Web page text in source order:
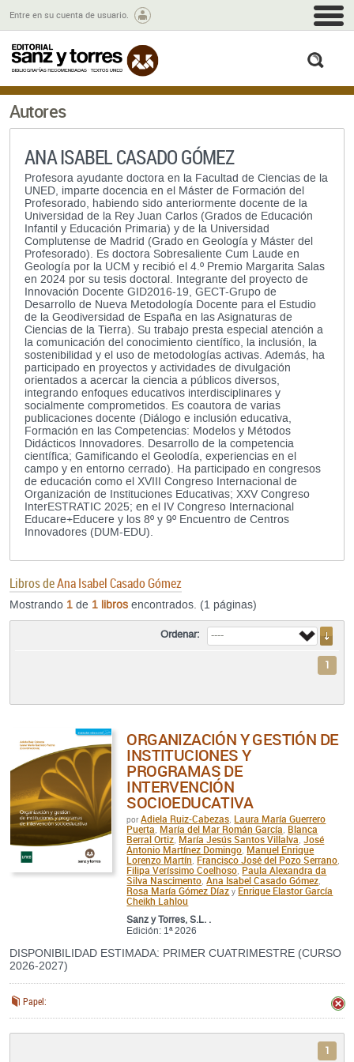
Entre en su cuenta de usuario.
Autores
ANA ISABEL CASADO GÓMEZ
Profesora ayudante doctora en la Facultad de Ciencias de la
UNED, imparte docencia en el Máster de Formación del
Profesorado, habiendo sido anteriormente docente de la
Universidad de la Rey Juan Carlos (Grados de Educación
Infantil y Educación Primaria) y de la Universidad
Complutense de Madrid (Grado en Geología y Máster del
Profesorado). Es doctora Sobresaliente Cum Laude en
Geología por la UCM y recibió el 4.º Premio Margarita Salas
en 2024 por su tesis doctoral. Integrante del proyecto de
Innovación Docente GID2016-19, GECT-Grupo de
Desarrollo de Nueva Metodología Docente para el Estudio
de la Geodiversidad de España en las Asignaturas de
Ciencias de la Tierra). Su trabajo presta especial atención a
la comunicación del conocimiento científico, la inclusión, la
sostenibilidad y el uso de metodologías activas. Además, ha
participado en proyectos y actividades de divulgación
orientados a acercar la ciencia a públicos diversos,
integrando enfoques educativos interdisciplinares y
socialmente comprometidos. Es coautora de varias
publicaciones docente (Diálogo e inclusión educativa,
Formación en las Competencias: Modelos y Métodos
Didácticos Innovadores. Desarrollo de la competencia
científica; Gamificando el Geolodía, experiencias en el
campo y en entorno cerrado). Ha participado en congresos
de educación como el XVIII Congreso Internacional de
Organización de Instituciones Educativas; XXV Congreso
InterESTRATIC 2025; en el IV Congreso Internacional
Educare+Educere y los 8º y 9º Encuentro de Centros
Innovadores (DUM-EDU).
Libros deAna Isabel Casado Gómez
Mostrando 1 de 1 libros encontrados. (1 páginas)
Ordenar:
1
ORGANIZACIÓN Y GESTIÓN DE
INSTITUCIONES Y
PROGRAMAS DE
INTERVENCIÓN
SOCIOEDUCATIVA
por Adiela Ruiz-Cabezas Laura María Guerrero
Puerta María del Mar Román García Blanca
Berral Ortiz María Jesús Santos Villalva José
Antonio Martínez Domingo Manuel Enrique
Lorenzo Martín Francisco José del Pozo Serrano
Filipa Veríssimo Coelhoso Paula Alexandra da
Silva Nascimento Ana Isabel Casado Gómez
Rosa María Gómez Díaz y Enrique Elastor García
Cheikh Lahlou
Sanz y Torres, S.L. .
Edición: 1ª 2026
DISPONIBILIDAD ESTIMADA: PRIMER CUATRIMESTRE (CURSO
2026-2027)
Papel:
1